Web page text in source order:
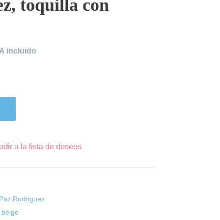
toquilla con
incluido
a la lista de deseos
Paz Rodriguez